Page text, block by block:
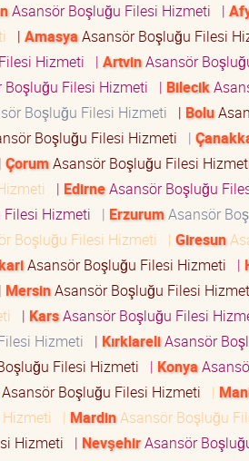
Asansör Boşluğu Filesi Hizmeti |
| AmasyaAsansör Boşluğu Filesi
Hizmeti | ArtvinAsansör
Boşluğu Filesi Hizmeti | Bilecik
Boşluğu Filesi Hizmeti | Bolu
Boşluğu Filesi Hizmeti |
| ÇorumAsansör Boşluğu Filesi
| EdirneAsansör Boşluğu
Hizmeti | ErzurumAsansör
Boşluğu Filesi Hizmeti | Giresun
Asansör Boşluğu Filesi Hizmeti |
| MersinAsansör Boşluğu Filesi
| KarsAsansör Boşluğu Filesi
Hizmeti | KırklareliAsansör
Filesi Hizmeti | Konya
Asansör Boşluğu Filesi Hizmeti |
| MardinAsansör Boşluğu
Hizmeti | NevşehirAsansör